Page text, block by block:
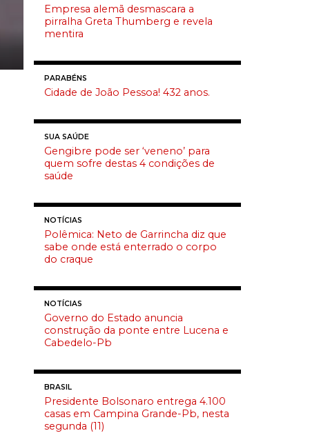
Empresa alemã desmascara a
pirralha Greta Thumberg e revela
mentira
PARABÉNS
Cidade de João Pessoa! 432 anos.
SUA SAÚDE
Gengibre pode ser ‘veneno’ para
quem sofre destas 4 condições de
saúde
NOTÍCIAS
Polêmica: Neto de Garrincha diz que
sabe onde está enterrado o corpo
do craque
NOTÍCIAS
Governo do Estado anuncia
construção da ponte entre Lucena e
Cabedelo-Pb
BRASIL
Presidente Bolsonaro entrega 4.100
casas em Campina Grande-Pb, nesta
segunda (11)